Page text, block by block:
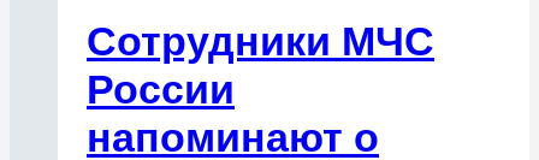
Сотрудники МЧС
России
напоминают о